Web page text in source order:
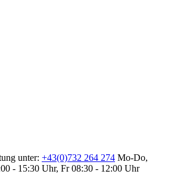
unter: +43(0)732 264 274 Mo-Do,
- 15:30 Uhr, Fr 08:30 - 12:00 Uhr